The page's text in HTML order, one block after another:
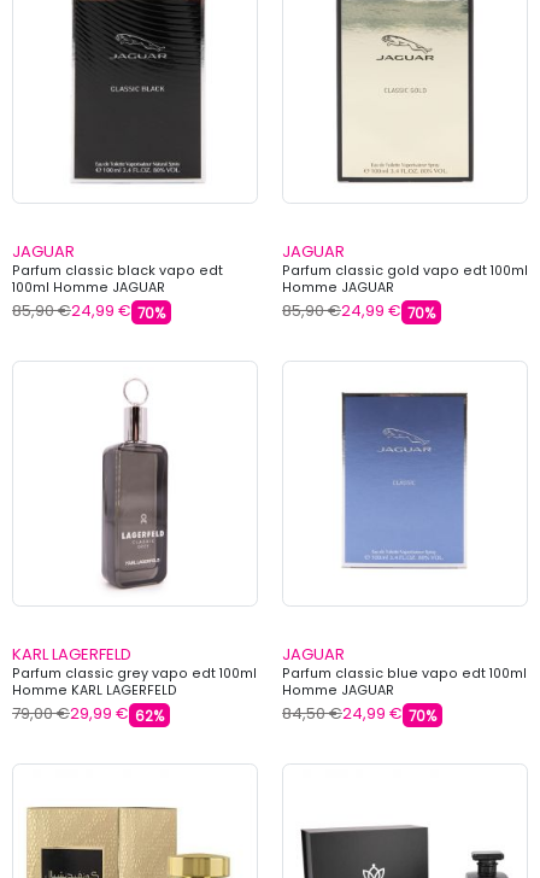
JAGUAR
Parfum classic black vapo edt
100ml Homme JAGUAR
85,90 €24,99 € 70%
JAGUAR
Parfum classic gold vapo edt 100ml
Homme JAGUAR
85,90 €24,99 € 70%
KARL LAGERFELD
Parfum classic grey vapo edt 100ml
Homme KARL LAGERFELD
79,00 €29,99 € 62%
JAGUAR
Parfum classic blue vapo edt 100ml
Homme JAGUAR
84,50 €24,99 € 70%